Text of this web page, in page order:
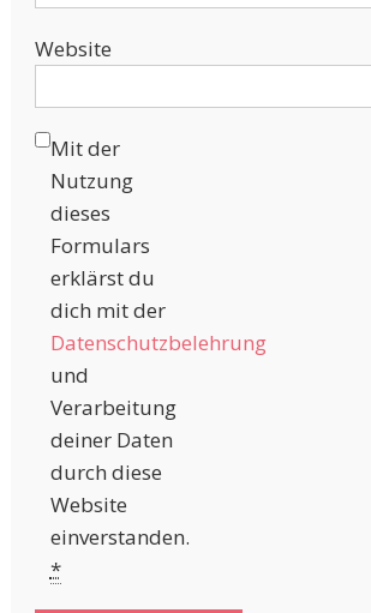
Website
Mit der
Nutzung
dieses
Formulars
erklärst du
dich mit der
Datenschutzbelehrung
und
Verarbeitung
deiner Daten
durch diese
Website
einverstanden.
*